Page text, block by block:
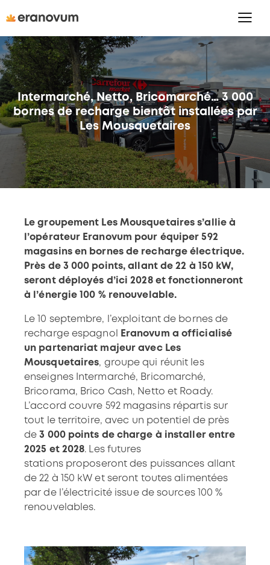
Intermarché, Netto, Bricomarché… 3 000
bornes de recharge bientôt installées par
Les Mousquetaires
Le groupement Les Mousquetaires s’allie à
l’opérateur Eranovum pour équiper 592
magasins en bornes de recharge électrique.
Près de 3 000 points, allant de 22 à 150 kW,
seront déployés d’ici 2028 et fonctionneront
à l’énergie 100 % renouvelable.
Le 10 septembre, l’exploitant de bornes de
recharge espagnol
Eranovum a officialisé
un partenariat majeur avec Les
Mousquetaires, groupe qui réunit les
enseignes Intermarché, Bricomarché,
Bricorama, Brico Cash, Netto et Roady.
L’accord couvre 592 magasins répartis sur
tout le territoire, avec un potentiel de près
de3 000 points de charge à installer entre
2025 et 2028. Les futures
stations proposeront des puissances allant
de 22 à 150 kW et seront toutes alimentées
par de l’électricité issue de sources 100 %
renouvelables.